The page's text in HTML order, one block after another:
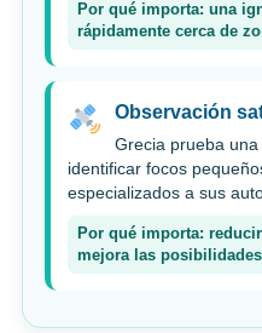
Por qué importa: una
rápidamente cerca de
Observación
Grecia prueba
identificar focos
especializados a sus
Por qué importa:
mejora las